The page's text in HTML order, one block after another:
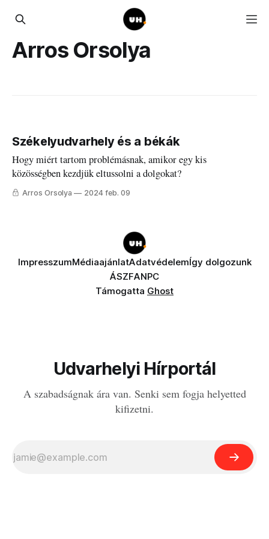
Arros Orsolya
Székelyudvarhely és a békák
Hogy miért tartom problémásnak, amikor egy kis
közösségben kezdjük eltussolni a dolgokat?
Arros Orsolya 2024 feb. 09
ImpresszumMédiaajánlatAdatvédelemÍgy dolgozunk
ÁSZFANPC
Támogatta Ghost
Udvarhelyi Hírportál
A szabadságnak ára van. Senki sem fogja helyetted
kifizetni.